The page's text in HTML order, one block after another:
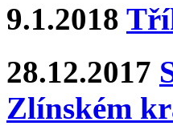
9.1.2018
28.12.2017
Zlínském